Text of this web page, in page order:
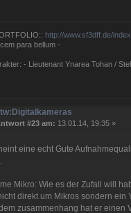
http://www.sf3dff.de/
para bellum -
- Lieutenant Ynarea Tohan /
#23 am: 13.01.14, 19:35 »
eine echt Gute
Mikro: Wie es der Zufall will
direkt um Mikros sondern
zusammenhang hat er einen